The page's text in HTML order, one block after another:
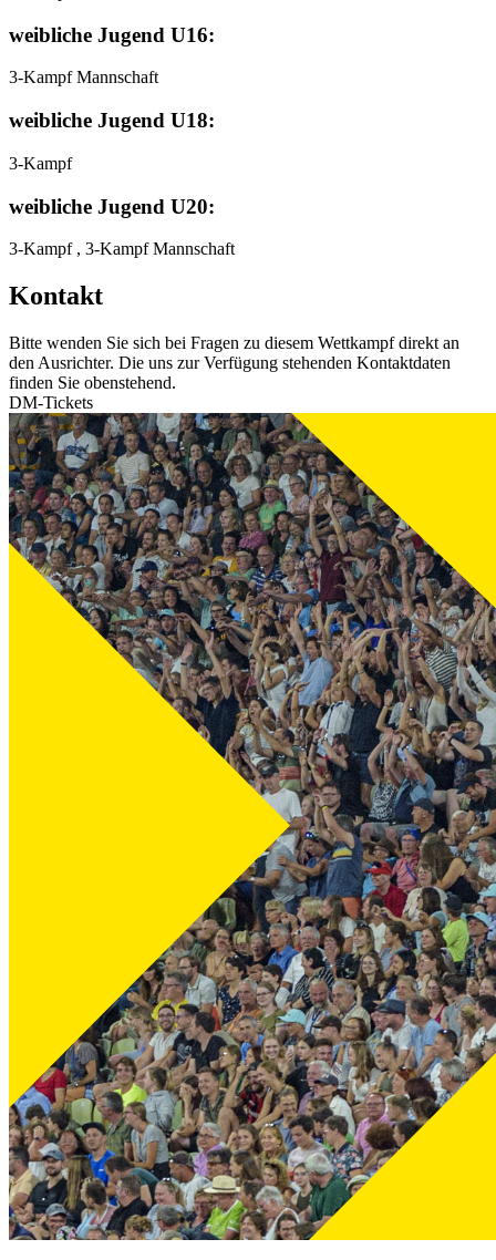
weibliche Jugend U16:
3-Kampf Mannschaft
weibliche Jugend U18:
3-Kampf
weibliche Jugend U20:
3-Kampf , 3-Kampf Mannschaft
Kontakt
Bitte wenden Sie sich bei Fragen zu diesem Wettkampf direkt an
den Ausrichter. Die uns zur Verfügung stehenden Kontaktdaten
finden Sie obenstehend.
DM-Tickets